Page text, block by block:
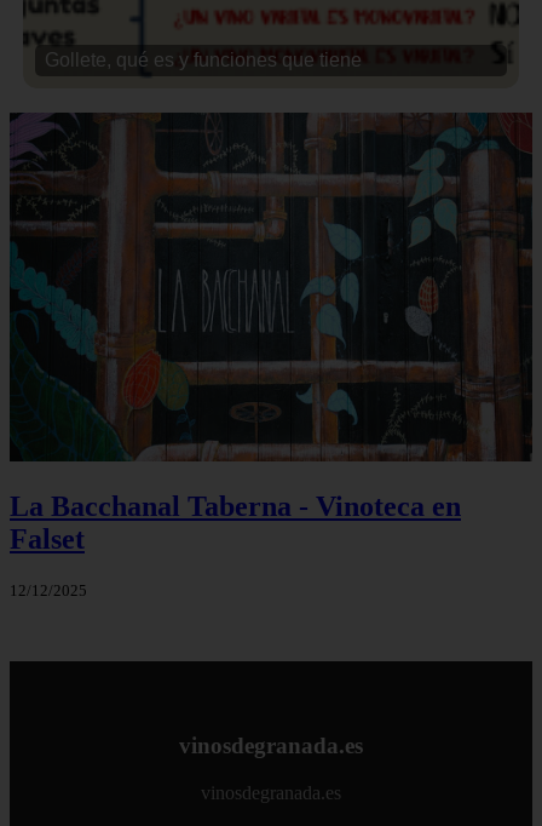
Gollete, qué es y funciones que tiene
La Bacchanal Taberna - Vinoteca en
Falset
12/12/2025
vinosdegranada.es
vinosdegranada.es